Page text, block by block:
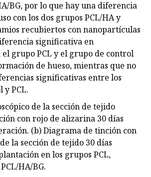
BG, por lo que hay una diferencia
con los dos grupos PCL/HA y
recubiertos con nanopartículas
significativa en
el grupo PCL y el grupo de control
de hueso, mientras que no
significativas entre los
y PCL.
de la sección de tejido
con rojo de alizarina 30 días
(b) Diagrama de tinción con
la sección de tejido 30 días
en los grupos PCL,
HA/BG.